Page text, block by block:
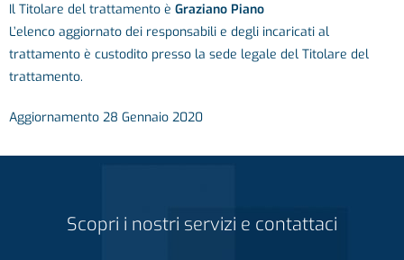
Il Titolare del trattamento è Graziano Piano
L’elenco aggiornato dei responsabili e degli incaricati al
trattamento è custodito presso la sede legale del Titolare del
trattamento.
Aggiornamento 28 Gennaio 2020
Scopri i nostri servizi e contattaci